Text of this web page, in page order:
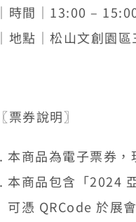
｜時間｜13:00 –
｜地點｜松山文創園
〖票券說明〗
本商品為電子票券
本商品包含「2024
可憑 QRCode 於展